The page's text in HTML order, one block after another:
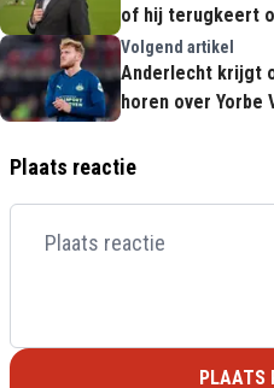
of hij terugkeert
Volgend artikel
Anderlecht krijgt
horen over
Plaats reactie
PLAATS